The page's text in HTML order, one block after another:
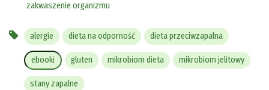
zakwaszenie organizmu
alergie dieta na odporność dieta przeciwzapalna
ebooki gluten mikrobiom dieta mikrobiom jelitowy
stany zapalne